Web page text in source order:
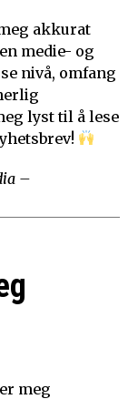
akkurat
medie- og
nivå, omfang
lyst til å lese
–
meg